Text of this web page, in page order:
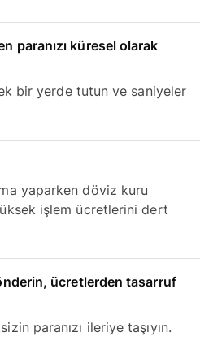
paranızı küresel olarak
bir yerde tutun ve saniyeler
yaparken döviz kuru
işlem ücretlerini dert
ücretlerden tasarruf
paranızı ileriye taşıyın.